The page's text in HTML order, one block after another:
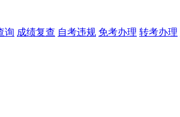
询 成绩复查 自考违规 免考办理 转考办理